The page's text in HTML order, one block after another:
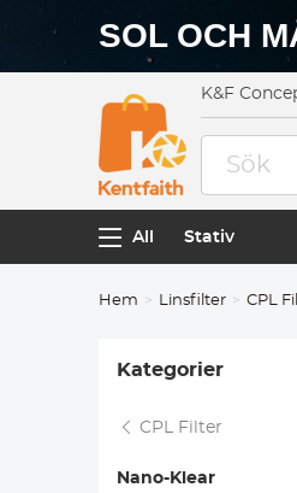
SOL OCH
K&F
All Stativ
Hem Linsfilter CPL
Kategorier
CPL Filter
Nano-Klear